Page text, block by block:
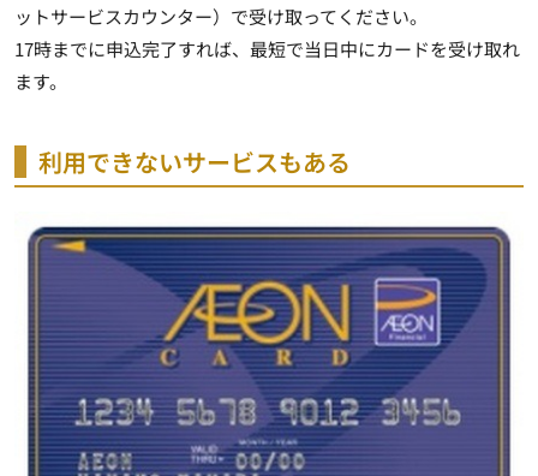
ットサービスカウンター）で受け取ってください。
17時までに申込完了すれば、最短で当日中にカードを受け取れ
ます。
利用できないサービスもある